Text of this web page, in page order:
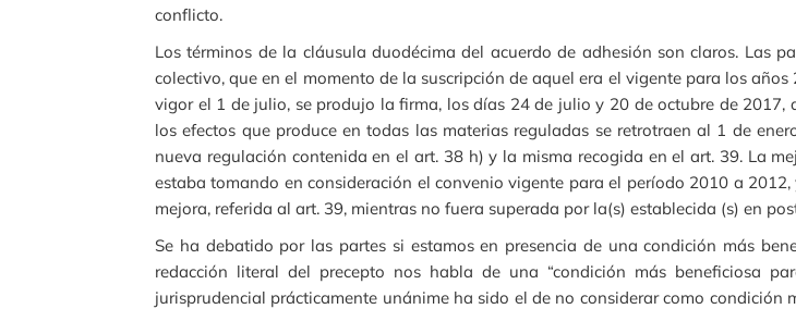
conflicto.
Los términos de la cláusula duodécima del acuerdo de adhesión son claros. Las
colectivo, que en el momento de la suscripción de aquel era el vigente para los
vigor el 1 de julio, se produjo la firma, los días 24 de julio y 20 de octubre de
los efectos que produce en todas las materias reguladas se retrotraen al 1 de
nueva regulación contenida en el art. 38 h) y la misma recogida en el art. 39. La
estaba tomando en consideración el convenio vigente para el período 2010 a
mejora, referida al art. 39, mientras no fuera superada por la(s) establecida (s) en
Se ha debatido por las partes si estamos en presencia de una condición más
redacción literal del precepto nos habla de una “condición más beneficiosa
jurisprudencial prácticamente unánime ha sido el de no considerar como